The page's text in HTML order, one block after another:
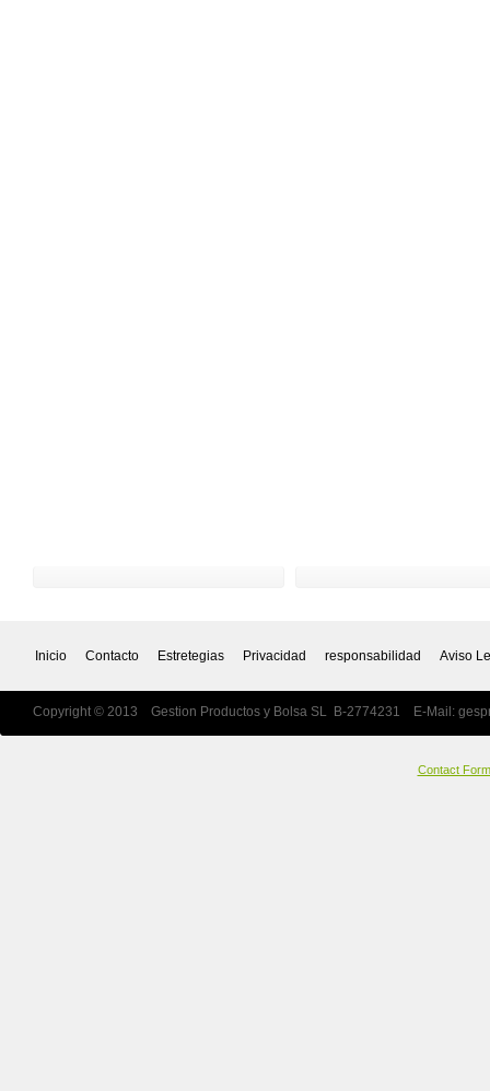
Inicio Contacto Estretegias Privacidad responsabilidad Aviso
Copyright © 2013 Gestion Productos y Bolsa SL B-2774231 E-Mail:
Contact Form